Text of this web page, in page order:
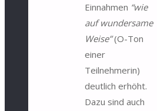
Einnahmen “wie
auf wundersame
Weise”(O-Ton
einer
Teilnehmerin)
deutlich erhöht.
Dazu sind auch